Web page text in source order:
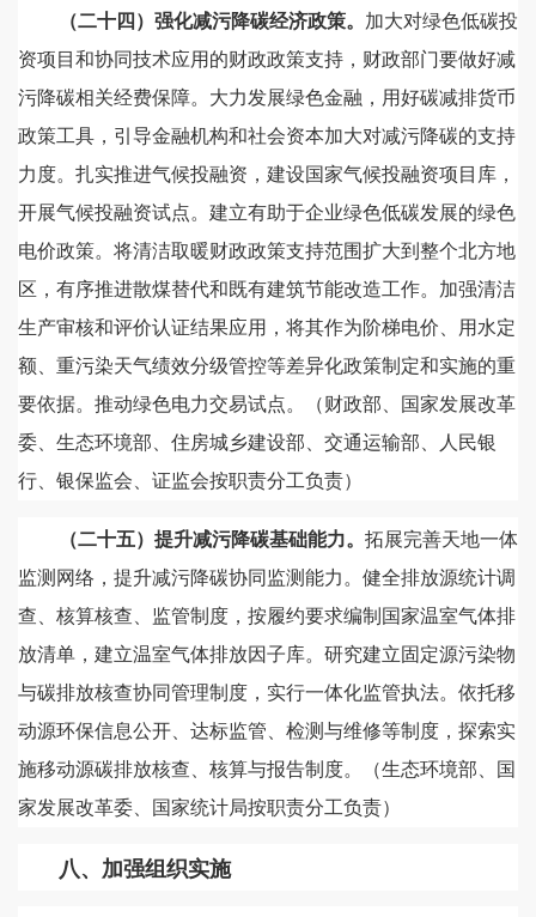
（二十四）强化减污降碳经济政策。 加大对绿色低碳投
资项目和协同技术应用的财政政策支持，财政部门要做好减
污降碳相关经费保障。大力发展绿色金融，用好碳减排货币
政策工具，引导金融机构和社会资本加大对减污降碳的支持
力度。扎实推进气候投融资，建设国家气候投融资项目库，
开展气候投融资试点。建立有助于企业绿色低碳发展的绿色
电价政策。将清洁取暖财政政策支持范围扩大到整个北方地
区，有序推进散煤替代和既有建筑节能改造工作。加强清洁
生产审核和评价认证结果应用，将其作为阶梯电价、用水定
额、重污染天气绩效分级管控等差异化政策制定和实施的重
要依据。推动绿色电力交易试点。（财政部、国家发展改革
委、生态环境部、住房城乡建设部、交通运输部、人民银
行、银保监会、证监会按职责分工负责）
（二十五）提升减污降碳基础能力。 拓展完善天地一体
监测网络，提升减污降碳协同监测能力。健全排放源统计调
查、核算核查、监管制度，按履约要求编制国家温室气体排
放清单，建立温室气体排放因子库。研究建立固定源污染物
与碳排放核查协同管理制度，实行一体化监管执法。依托移
动源环保信息公开、达标监管、检测与维修等制度，探索实
施移动源碳排放核查、核算与报告制度。（生态环境部、国
家发展改革委、国家统计局按职责分工负责）
八、加强组织实施